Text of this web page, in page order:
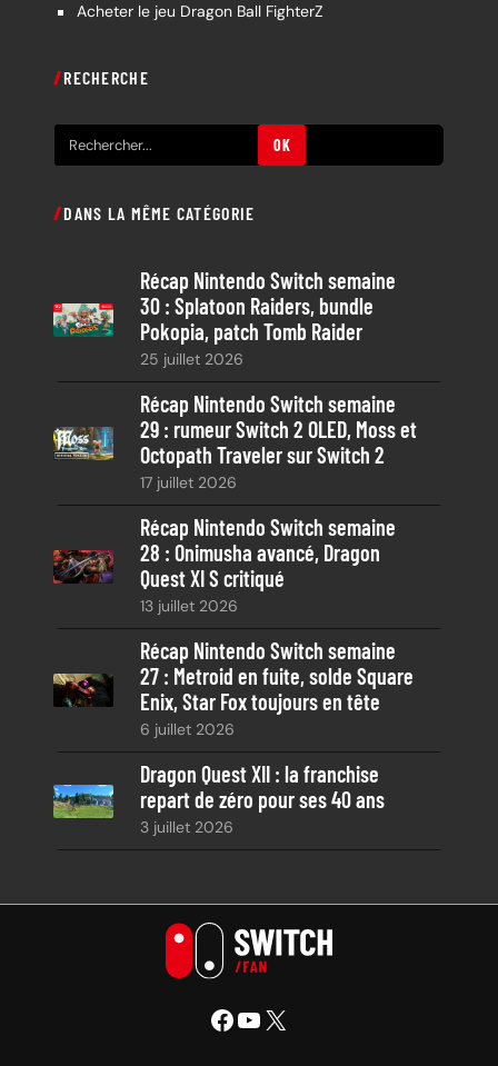
Acheter le jeu Dragon Ball FighterZ
RECHERCHE
e
h
c
h
OK
DANS LA MÊME CATÉGORIE
Récap Nintendo Switch semaine
30 : Splatoon Raiders, bundle
Pokopia, patch Tomb Raider
25 juillet 2026
Récap Nintendo Switch semaine
29 : rumeur Switch 2 OLED, Moss et
Octopath Traveler sur Switch 2
17 juillet 2026
Récap Nintendo Switch semaine
28 : Onimusha avancé, Dragon
Quest XI S critiqué
13 juillet 2026
Récap Nintendo Switch semaine
27 : Metroid en fuite, solde Square
Enix, Star Fox toujours en tête
6 juillet 2026
Dragon Quest XII : la franchise
repart de zéro pour ses 40 ans
3 juillet 2026
Facebook YouTube X